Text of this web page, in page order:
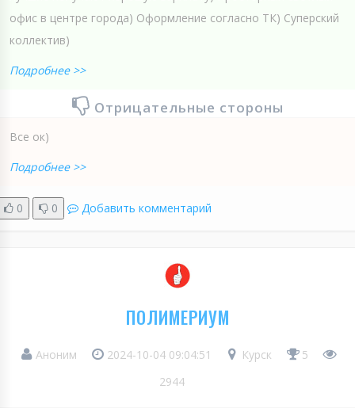
офис в центре города) Оформление согласно ТК) Суперский
коллектив)
Подробнее >>
Отрицательные стороны
Все ок)
Подробнее >>
0 0 Добавить комментарий
ПОЛИМЕРИУМ
Аноним 2024-10-04 09:04:51 Курск
5
2944